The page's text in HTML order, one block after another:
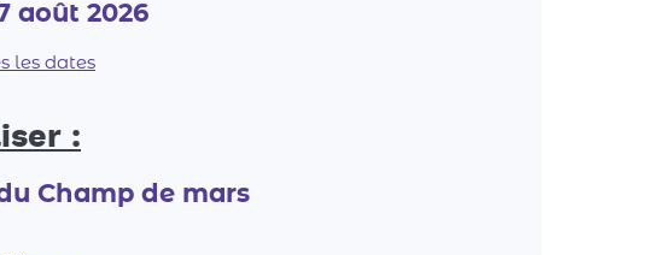
août 2026
les dates
:
Champ de mars